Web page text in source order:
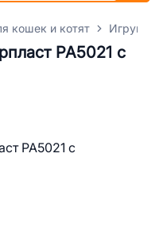
кошек и котят Игрушки
РА5021 с